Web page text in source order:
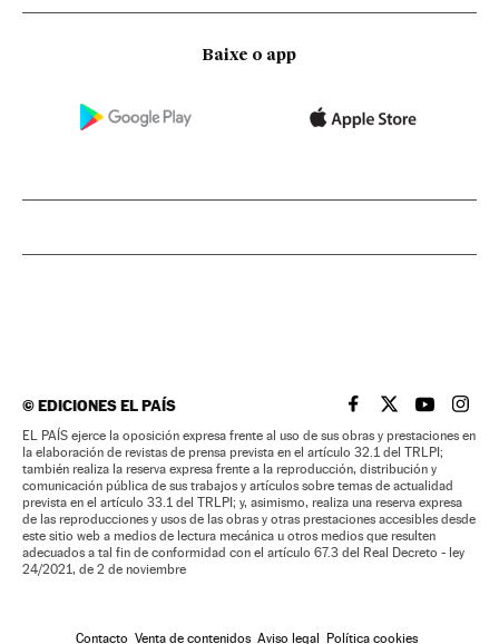
Baixe o app
©EDICIONES EL PAÍS EL PAÍS BRASIL EN
EL PAÍSEL PAÍS
EL
EL PAÍS ejerce la oposición expresa frente al uso de sus obras y prestaciones en
la elaboración de revistas de prensa prevista en el artículo 32.1 del TRLPI;
también realiza la reserva expresa frente a la reproducción, distribución y
comunicación pública de sus trabajos y artículos sobre temas de actualidad
prevista en el artículo 33.1 del TRLPI; y, asimismo, realiza una reserva expresa
de las reproducciones y usos de las obras y otras prestaciones accesibles desde
este sitio web a medios de lectura mecánica u otros medios que resulten
adecuados a tal fin de conformidad con el artículo 67.3 del Real Decreto - ley
24/2021, de 2 de noviembre
Contacto Venta de contenidos Aviso legal Política cookies